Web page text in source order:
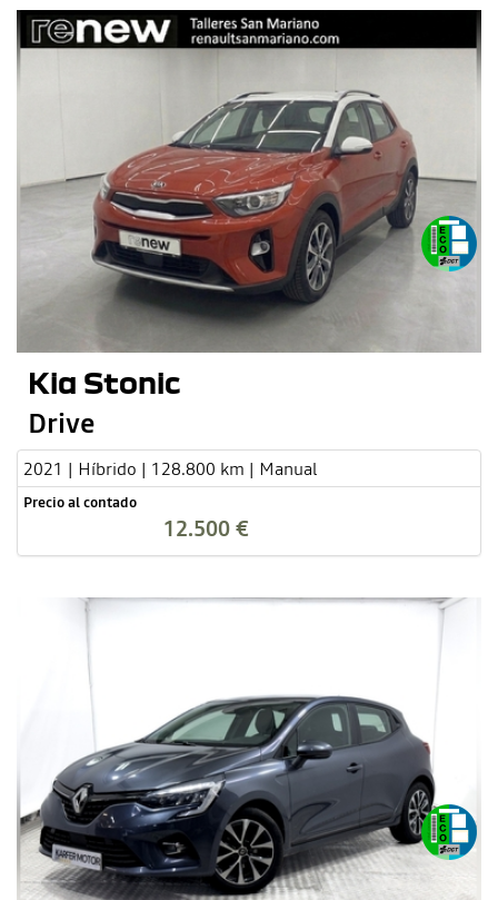
Kia Stonic
Drive
2021 | Híbrido | 128.800 km | Manual
Precio al contado
12.500 €